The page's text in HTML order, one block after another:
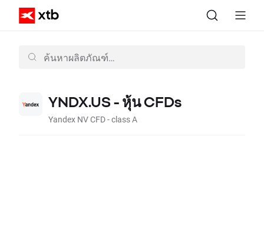
YNDX.US - หุ้น CFDs
Yandex NV CFD - class A